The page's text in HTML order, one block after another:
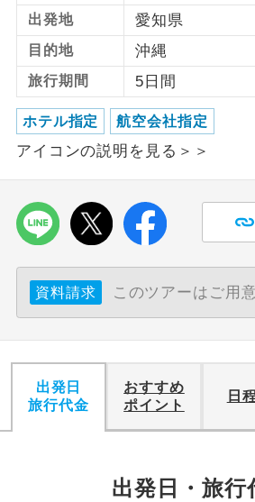
出発地 愛知県
目的地 沖縄
旅行期間 5日間
ホテル指定 航空会社指定
アイコンの説明を見る＞＞
資料請求 このツアーはご用
出発日
旅行代金
おすすめ
ポイント
日
出発日・旅行
年齢制限あり
ご参加にあたり年
です。
航空会社指定
利用航空会社が
画にとても便利で
ホテル指定
ご紹介するホテル
す。
ス2席利用
す。